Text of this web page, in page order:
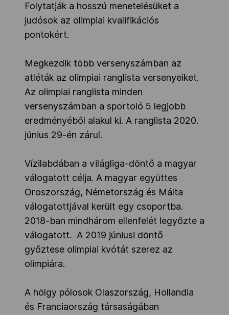
Folytatják a hosszú menetelésüket a
judósok az olimpiai kvalifikációs
pontokért.
Megkezdik több versenyszámban az
atléták az olimpiai ranglista versenyeiket.
Az olimpiai ranglista minden
versenyszámban a sportoló 5 legjobb
eredményéből alakul ki. A ranglista 2020.
június 29-én zárul.
Vízilabdában a világliga-döntő a magyar
válogatott célja. A magyar együttes
Oroszország, Németország és Málta
válogatottjával került egy csoportba.
2018-ban mindhárom ellenfelét legyőzte a
válogatott. A 2019 júniusi döntő
győztese olimpiai kvótát szerez az
olimpiára.
A hölgy pólosok Olaszország, Hollandia
és Franciaország társaságában